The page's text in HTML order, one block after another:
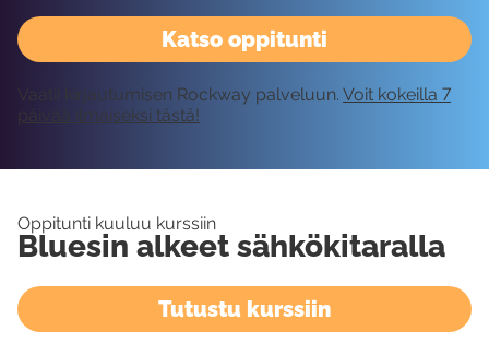
Katso oppitunti
Vaatii kirjautumisen Rockway palveluun. Voit kokeilla 7
päivää ilmaiseksi tästä!
Oppitunti kuuluu kurssiin
Bluesin alkeet sähkökitaralla
Tutustu kurssiin